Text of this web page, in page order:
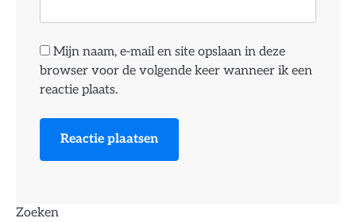
Mijn naam, e-mail en site opslaan in deze
browser voor de volgende keer wanneer ik een
reactie plaats.
Zoeken